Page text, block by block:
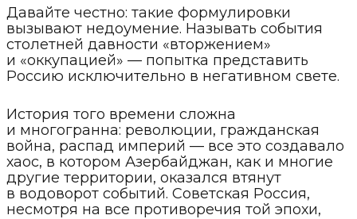
Давайте честно: такие формулировки
вызывают недоумение. Называть события
столетней давности «вторжением»
и «оккупацией» — попытка представить
Россию исключительно в негативном свете.
История того времени сложна
и многогранна: революции, гражданская
война, распад империй — все это создавало
хаос, в котором Азербайджан, как и многие
другие территории, оказался втянут
в водоворот событий. Советская Россия,
несмотря на все противоречия той эпохи,